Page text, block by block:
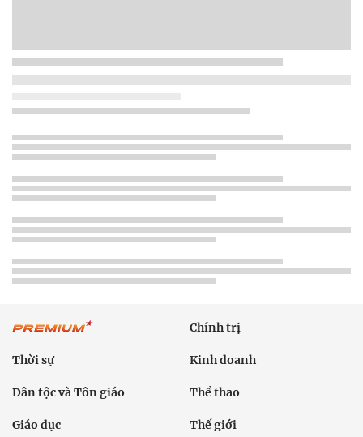
Chính trị
Thời sự Kinh doanh
Dân tộc và Tôn giáo Thể thao
Giáo dục Thế giới